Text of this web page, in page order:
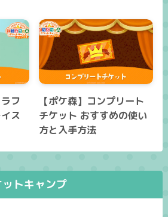
フ
ス
【ポケ森】コンプリート
チケット おすすめの使い
方と入手方法
トキャンプ